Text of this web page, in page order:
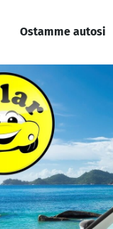
Ostamme autosi